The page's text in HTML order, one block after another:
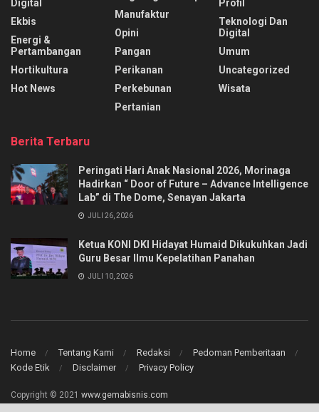
Digital
Ekbis
Energi &
Pertambangan
Hortikultura
Hot News
Manufaktur
Opini
Pangan
Perikanan
Perkebunan
Pertanian
Profil
Teknologi Dan
Digital
Umum
Uncategorized
Wisata
Berita Terbaru
Peringati Hari Anak Nasional 2026, Morinaga
Hadirkan “ Door of Future – Advance Intelligence
Lab” di The Dome, Senayan Jakarta
JULI 26, 2026
Ketua KONI DKI Hidayat Humaid Dikukuhkan Jadi
Guru Besar Ilmu Kepelatihan Panahan
JULI 10, 2026
Home Tentang Kami Redaksi
Pedoman Pemberitaan
Kode Etik
Disclaimer Privacy Policy
Copyright © 2021 www.gemabisnis.com